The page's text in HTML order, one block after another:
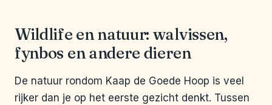
Wildlife en natuur: walvissen,
fynbos en andere dieren
De natuur rondom Kaap de Goede Hoop is veel
rijker dan je op het eerste gezicht denkt. Tussen